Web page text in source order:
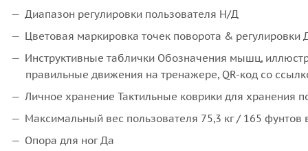
Диапазон регулировки пользователя Н/Д
Цветовая маркировка точек поворота & регулировки
Инструктивные таблички Обозначения мышц,
правильные движения на тренажере, QR-код со
Личное хранение Тактильные коврики для хранения
Максимальный вес пользователя 75,3 кг / 165
Опора для ног Да